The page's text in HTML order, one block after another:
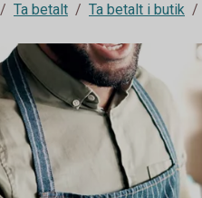
Ta betalt Ta betalt i butik